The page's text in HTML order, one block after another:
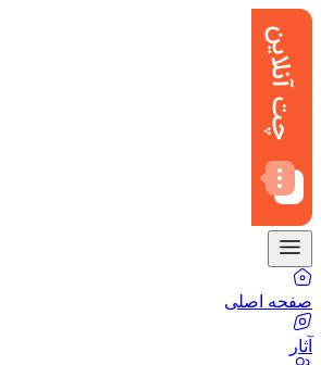
صفحه اصلی
آثار